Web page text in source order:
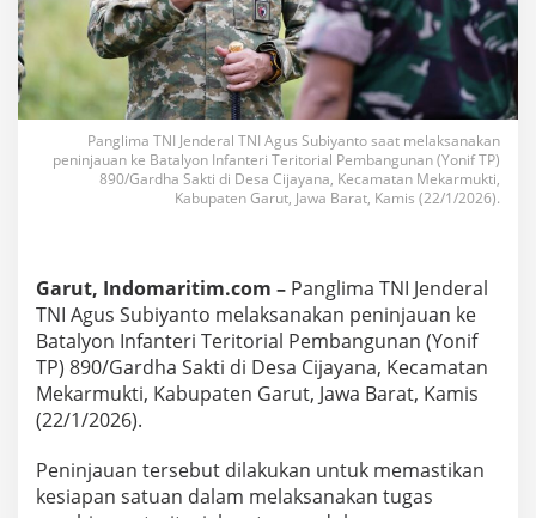
o
n
i
f
T
P
8
9
0
/
d
h
a
S
a
k
d
i
G
Panglima TNI Jenderal TNI Agus Subiyanto saat melaksanakan
peninjauan ke Batalyon Infanteri Teritorial Pembangunan (Yonif TP)
890/Gardha Sakti di Desa Cijayana, Kecamatan Mekarmukti,
Kabupaten Garut, Jawa Barat, Kamis (22/1/2026).
Garut, Indomaritim.com – Panglima TNI Jenderal
TNI Agus Subiyanto melaksanakan peninjauan ke
Batalyon Infanteri Teritorial Pembangunan (Yonif
TP) 890/Gardha Sakti di Desa Cijayana, Kecamatan
Mekarmukti, Kabupaten Garut, Jawa Barat, Kamis
(22/1/2026).
Peninjauan tersebut dilakukan untuk memastikan
kesiapan satuan dalam melaksanakan tugas